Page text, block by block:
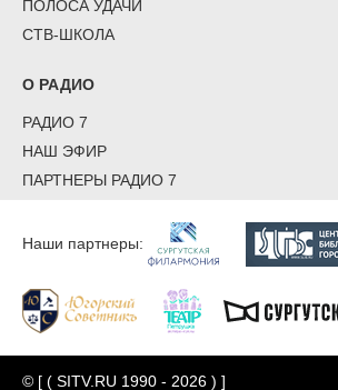
ПОЛОСА УДАЧИ
СТВ-ШКОЛА
О РАДИО
РАДИО 7
НАШ ЭФИР
ПАРТНЕРЫ РАДИО 7
Наши партнеры:
© [ ( SITV.RU 1990 - 2026 ) ]